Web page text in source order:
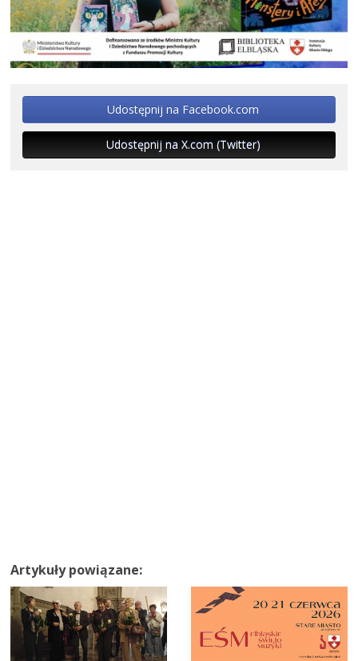
Udostępnij na Facebook.com
Udostępnij na X.com (Twitter)
Artykuły powiązane: